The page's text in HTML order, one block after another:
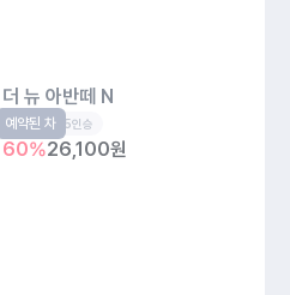
더 뉴 아반떼 N
준중형 5인승
60%26,100원
예약된 차